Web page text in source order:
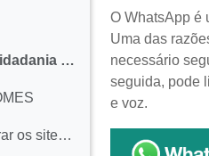
3. Envolver-se na cidadania por meio de tecnologias digitais
3.1 Consigo encontrar os sites e aplicações oficiais de órgãos governamentais e outras organizações públicas do meu país a nível nacional e local nas áreas do meu interesse (emprego, saúde, educação, impostos, etc.)
O WhatsApp é
Uma das
necessário
seguida, pode
e voz.